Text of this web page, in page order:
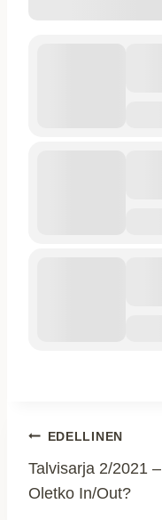
Artikkelien
selaus
EDELLINEN
Talvisarja 2/2021 –
Oletko In/Out?